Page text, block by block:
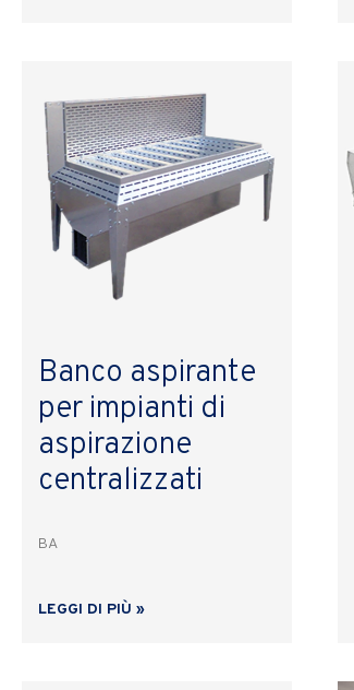
Banco aspirante
per impianti di
aspirazione
centralizzati
BA
LEGGI DI PIÙ »